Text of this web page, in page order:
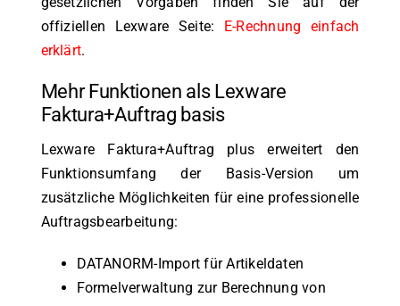
offiziellen Lexware Seite:
E-Rechnung einfach
erklärt.
Mehr Funktionen als Lexware
Faktura+Auftrag basis
Lexware Faktura+Auftrag plus erweitert den
Funktionsumfang der Basis-Version um
zusätzliche Möglichkeiten für eine professionelle
Auftragsbearbeitung:
DATANORM-Import für Artikeldaten
Formelverwaltung zur Berechnung von